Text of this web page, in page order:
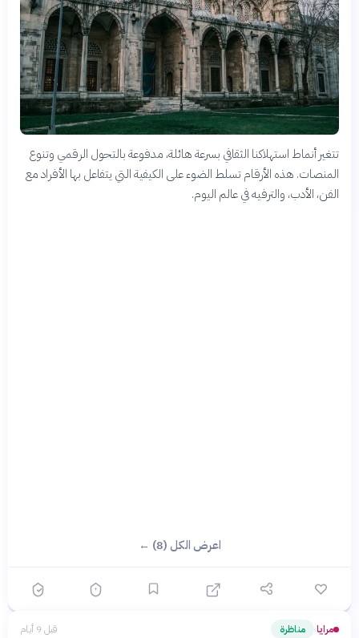
تتغير أنماط استهلاكنا الثقافي بسرعة هائلة، مدفوعة بالتحول الرقمي وتنوع
المنصات. هذه الأرقام تسلط الضوء على الكيفية التي يتفاعل بها الأفراد مع
الفن، الأدب، والترفيه في عالم اليوم.
اعرض الكل (8) ←
مرايا› مناظرة قبل 9 أيام